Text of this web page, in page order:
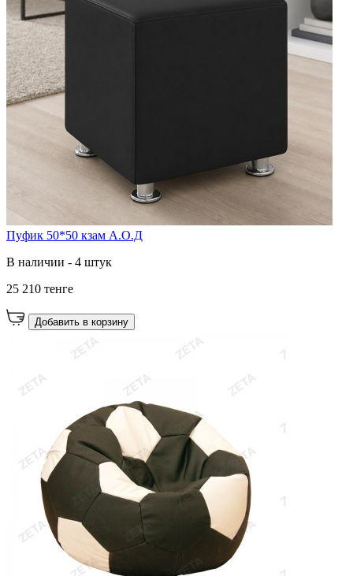
Пуфик 50*50 кзам А.О.Д
В наличии - 4 штук
25 210 тенге
Добавить в корзину